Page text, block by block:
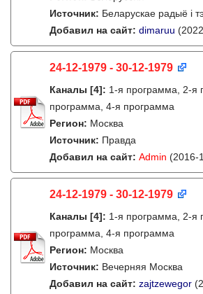
Источник: Беларускае радыё і
Добавил на сайт: dimaruu
24-12-1979 - 30-12-1979
Каналы [4]: 1-я программа, 2-я
программа, 4-я программа
Регион: Москва
Источник: Правда
Добавил на сайт: Admin (2016-
24-12-1979 - 30-12-1979
Каналы [4]: 1-я программа, 2-я
программа, 4-я программа
Регион: Москва
Источник: Вечерняя Москва
Добавил на сайт: zajtzewegor